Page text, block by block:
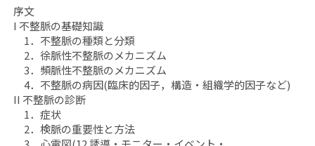
刊
号
1「不
整
脈
診
療
学」
号
1「不
整
脈
診
学」
序文
I 不整脈の基礎知識
1．不整脈の種類と分類
2．徐脈性不整脈のメカニズム
3．頻脈性不整脈のメカニズム
4．不整脈の病因(臨床的因子，構造・組織学的因子など)
II 不整脈の診断
1．症状
2．検脈の重要性と方法